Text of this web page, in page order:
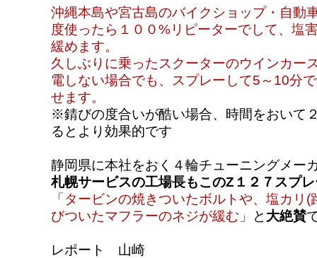
沖縄本島や宮古島のバイクショップ・自動
度使ったら１００%リピーターでして、塩
緩めます。
久しぶりに乗ったスクーターのウインカー
電しない場合でも、スプレーして5～10分
せます。
※錆びの度合いが酷い場合、時間をおいて
るとより効果的です
静岡県に本社をおく４輪チューニングメー
札幌サービスの工場長もこのZ１２７スプ
「タービンの焼きついたボルトや、塩カリ
びついたマフラーのネジが緩む」
と 大絶賛
レポート 山崎